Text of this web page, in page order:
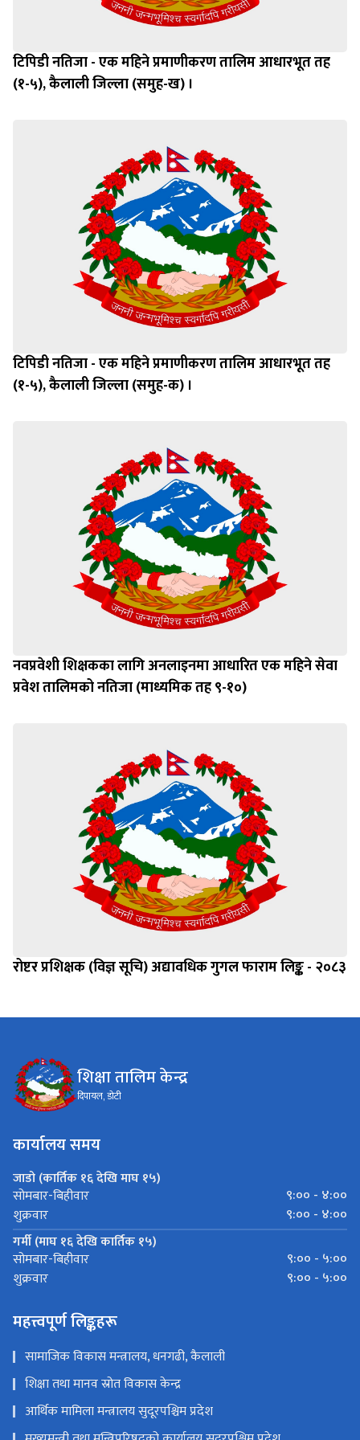
टिपिडी नतिजा - एक महिने प्रमाणीकरण तालिम आधारभूत तह
(१-५), कैलाली जिल्ला (समुह-ख) ।
टिपिडी नतिजा - एक महिने प्रमाणीकरण तालिम आधारभूत तह
(१-५), कैलाली जिल्ला (समुह-क) ।
नवप्रवेशी शिक्षकका लागि अनलाइनमा आधारित एक महिने सेवा
प्रवेश तालिमको नतिजा (माध्यमिक तह ९-१०)
रोष्टर प्रशिक्षक (विज्ञ सूचि) अद्यावधिक गुगल फाराम लिङ्क - २०८३
शिक्षा तालिम केन्द्र
दिपायल, डोटी
कार्यालय समय
जाडो (कार्तिक १६ देखि माघ १५)
सोमबार-बिहीवार
९:०० - ४:००
शुक्रवार
९:०० - ४:००
गर्मी (माघ १६ देखि कार्तिक १५)
सोमबार-बिहीवार
९:०० - ५:००
शुक्रवार
९:०० - ५:००
महत्त्वपूर्ण लिङ्कहरू
सामाजिक विकास मन्त्रालय, धनगढी, कैलाली
शिक्षा तथा मानव स्रोत विकास केन्द्र
आर्थिक मामिला मन्त्रालय सुदूरपश्चिम प्रदेश